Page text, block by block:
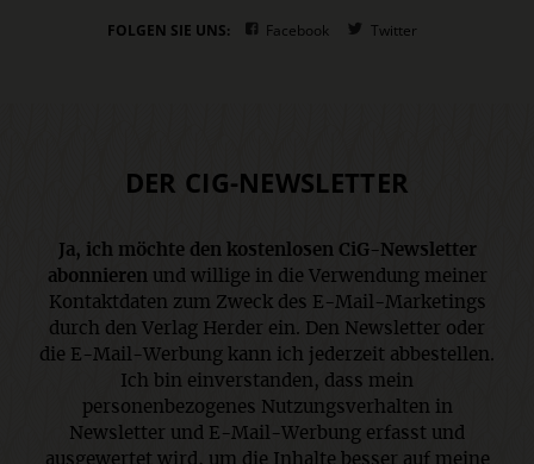
FOLGEN SIE UNS: Facebook Twitter
DER CIG-NEWSLETTER
Ja, ich möchte den kostenlosen CiG-Newsletter
abonnierenund willige in die Verwendung meiner
Kontaktdaten zum Zweck des E-Mail-Marketings
durch den Verlag Herder ein. Den Newsletter oder
die E-Mail-Werbung kann ich jederzeit abbestellen.
Ich bin einverstanden, dass mein
personenbezogenes Nutzungsverhalten in
Newsletter und E-Mail-Werbung erfasst und
ausgewertet wird, um die Inhalte besser auf meine